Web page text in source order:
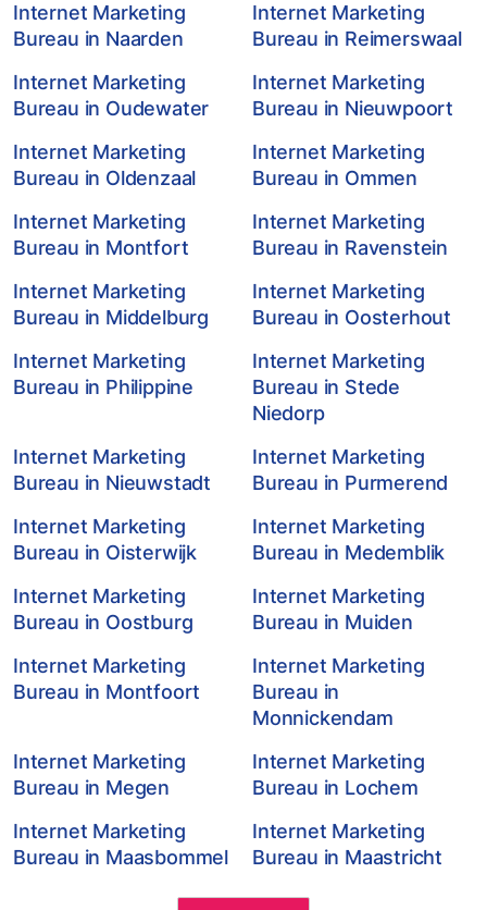
Internet Marketing
Bureau in Naarden
Internet Marketing
Bureau in Reimerswaal
Internet Marketing
Bureau in Oudewater
Internet Marketing
Bureau in Nieuwpoort
Internet Marketing
Bureau in Oldenzaal
Internet Marketing
Bureau in Ommen
Internet Marketing
Bureau in Montfort
Internet Marketing
Bureau in Ravenstein
Internet Marketing
Bureau in Middelburg
Internet Marketing
Bureau in Oosterhout
Internet Marketing
Bureau in Philippine
Internet Marketing
Bureau in Stede
Niedorp
Internet Marketing
Bureau in Nieuwstadt
Internet Marketing
Bureau in Purmerend
Internet Marketing
Bureau in Oisterwijk
Internet Marketing
Bureau in Medemblik
Internet Marketing
Bureau in Oostburg
Internet Marketing
Bureau in Muiden
Internet Marketing
Bureau in Montfoort
Internet Marketing
Bureau in
Monnickendam
Internet Marketing
Bureau in Megen
Internet Marketing
Bureau in Lochem
Internet Marketing
Bureau in Maasbommel
Internet Marketing
Bureau in Maastricht